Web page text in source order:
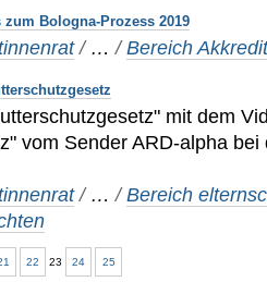
Bologna-Prozess 2019
/ …/Bereich
mit dem
vom Sender ARD-alpha
/ …/Bereich
22 23 24 25